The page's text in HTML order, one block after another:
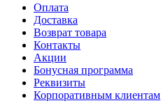
Оплата
Доставка
Возврат товара
Контакты
Акции
Бонусная программа
Реквизиты
Корпоративным клиентам